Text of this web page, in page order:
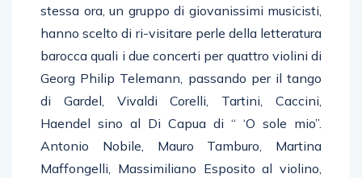
stessa ora, un gruppo di giovanissimi musicisti,
hanno scelto di ri-visitare perle della letteratura
barocca quali i due concerti per quattro violini di
Georg Philip Telemann, passando per il tango
di Gardel, Vivaldi Corelli, Tartini, Caccini,
Haendel sino al Di Capua di “ ‘O sole mio”.
Antonio Nobile, Mauro Tamburo, Martina
Maffongelli, Massimiliano Esposito al violino,